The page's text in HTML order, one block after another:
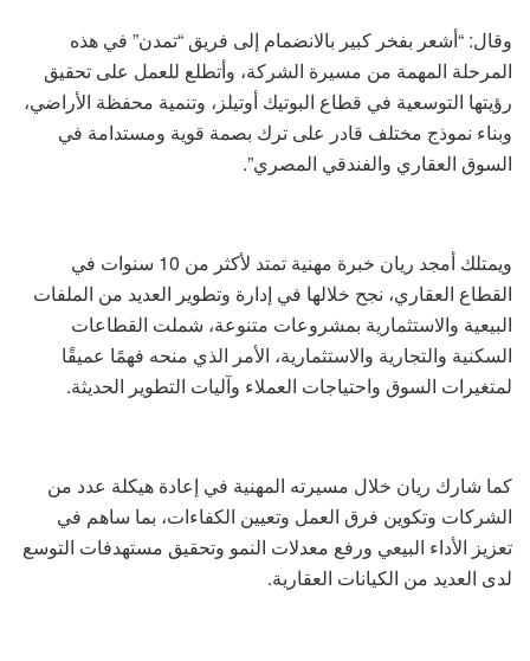
وقال: “أشعر بفخر كبير بالانضمام إلى فريق “تمدن” في هذه
المرحلة المهمة من مسيرة الشركة، وأتطلع للعمل على تحقيق
رؤيتها التوسعية في قطاع البوتيك أوتيلز، وتنمية محفظة الأراضي،
وبناء نموذج مختلف قادر على ترك بصمة قوية ومستدامة في
السوق العقاري والفندقي المصري”.
ويمتلك أمجد ريان خبرة مهنية تمتد لأكثر من 10 سنوات في
القطاع العقاري، نجح خلالها في إدارة وتطوير العديد من الملفات
البيعية والاستثمارية بمشروعات متنوعة، شملت القطاعات
السكنية والتجارية والاستثمارية، الأمر الذي منحه فهمًا عميقًا
لمتغيرات السوق واحتياجات العملاء وآليات التطوير الحديثة.
كما شارك ريان خلال مسيرته المهنية في إعادة هيكلة عدد من
الشركات وتكوين فرق العمل وتعيين الكفاءات، بما ساهم في
تعزيز الأداء البيعي ورفع معدلات النمو وتحقيق مستهدفات التوسع
لدى العديد من الكيانات العقارية.